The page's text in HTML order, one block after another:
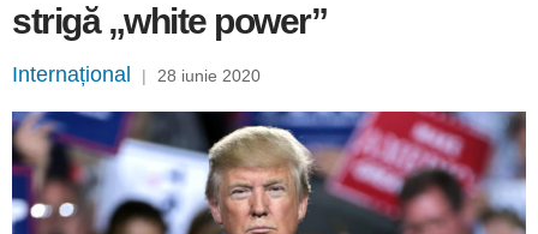
strigă „white power”
Internațional | 28 iunie 2020